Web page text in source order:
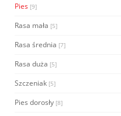
Pies [9]
Rasa mała [5]
Rasa średnia [7]
Rasa duża [5]
Szczeniak [5]
Pies dorosły [8]